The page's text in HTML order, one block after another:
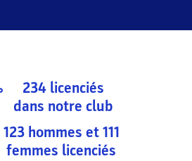
234 licenciés
dans notre club
123hommes et111
femmes licenciés